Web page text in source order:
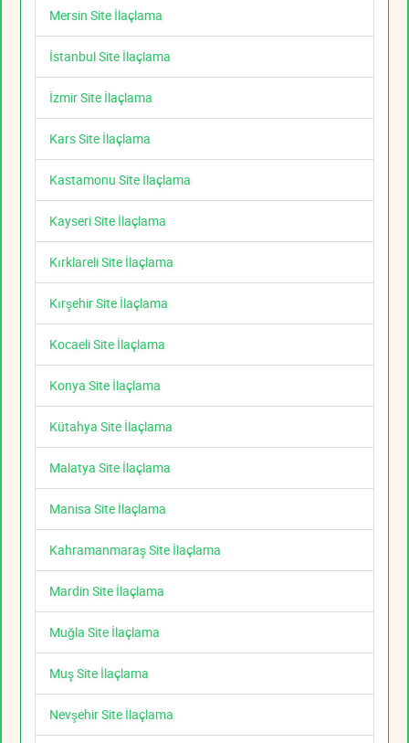
Mersin Site İlaçlama
İstanbul Site İlaçlama
İzmir Site İlaçlama
Kars Site İlaçlama
Kastamonu Site İlaçlama
Kayseri Site İlaçlama
Kırklareli Site İlaçlama
Kırşehir Site İlaçlama
Kocaeli Site İlaçlama
Konya Site İlaçlama
Kütahya Site İlaçlama
Malatya Site İlaçlama
Manisa Site İlaçlama
Kahramanmaraş Site İlaçlama
Mardin Site İlaçlama
Muğla Site İlaçlama
Muş Site İlaçlama
Nevşehir Site İlaçlama